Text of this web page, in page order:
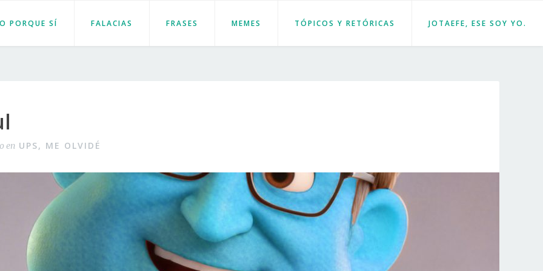
PORQUE SÍ FALACIAS FRASES MEMES TÓPICOS Y RETÓRICAS JOTAEFE, ESE SOY YO.
en UPS, ME OLVIDÉ